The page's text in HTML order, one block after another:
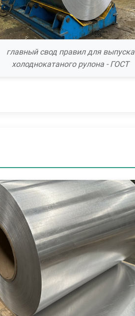
главный свод правил для выпуска
холоднокатаного рулона - ГОСТ